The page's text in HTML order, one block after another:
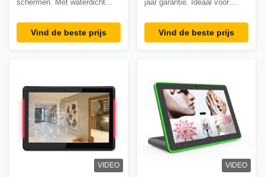
schermen. Met waterdicht
OEM-ondersteuning. Quad-
coreprocessor, 2 GB RAM en
Vind de beste prijs
jaar garantie. Ideaal voor
muur in kiosken,
bedieningspanelen en slimme
veelzijdige
connectiviteitsopties.
Vind de beste prijs
VIDEO VIDEO